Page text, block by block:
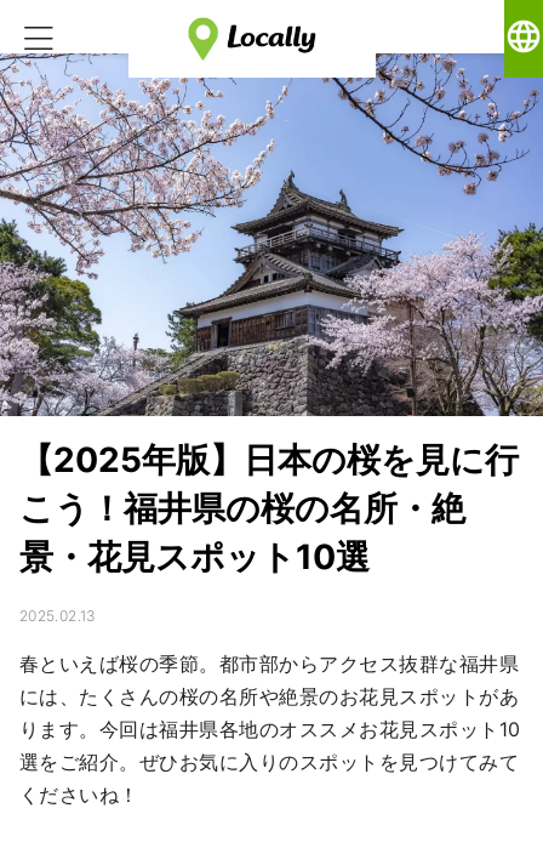
language
【2025年版】日本の桜を見に行
こう！福井県の桜の名所・絶
景・花見スポット10選
2025.02.13
春といえば桜の季節。都市部からアクセス抜群な福井県
には、たくさんの桜の名所や絶景のお花見スポットがあ
ります。今回は福井県各地のオススメお花見スポット10
選をご紹介。ぜひお気に入りのスポットを見つけてみて
くださいね！